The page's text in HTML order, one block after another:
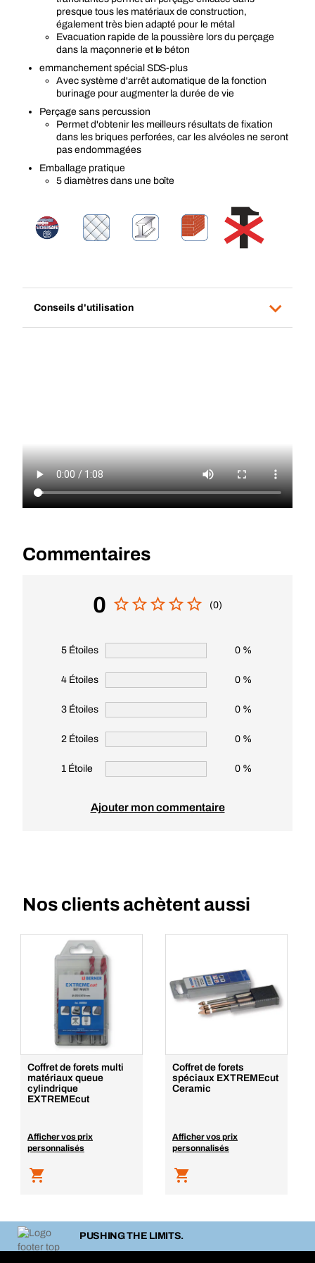
presque tous les matériaux de construction,
également très bien adapté pour le métal
Evacuation rapide de la poussière lors du perçage
dans la maçonnerie et le béton
emmanchement spécial SDS-plus
Avec système d'arrêt automatique de la fonction
burinage pour augmenter la durée de vie
Perçage sans percussion
Permet d'obtenir les meilleurs résultats de fixation
dans les briques perforées, car les alvéoles ne seront
pas endommagées
Emballage pratique
5 diamètres dans une boîte
Conseils d'utilisation
Commentaires
0 (0)
5 Étoiles 0 %
4 Étoiles 0 %
3 Étoiles 0 %
2 Étoiles 0 %
1 Étoile 0 %
Ajouter mon commentaire
Nos clients achètent aussi
Coffret de forets multi
matériaux queue
cylindrique
EXTREMEcut
Afficher vos prix
personnalisés
Coffret de forets
spéciaux EXTREMEcut
Ceramic
Afficher vos prix
personnalisés
PUSHING THE LIMITS.